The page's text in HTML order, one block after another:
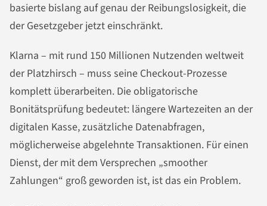
basierte bislang auf genau der Reibungslosigkeit, die
der Gesetzgeber jetzt einschränkt.
Klarna – mit rund 150 Millionen Nutzenden weltweit
der Platzhirsch – muss seine Checkout-Prozesse
komplett überarbeiten. Die obligatorische
Bonitätsprüfung bedeutet: längere Wartezeiten an der
digitalen Kasse, zusätzliche Datenabfragen,
möglicherweise abgelehnte Transaktionen. Für einen
Dienst, der mit dem Versprechen „smoother
Zahlungen“ groß geworden ist, ist das ein Problem.